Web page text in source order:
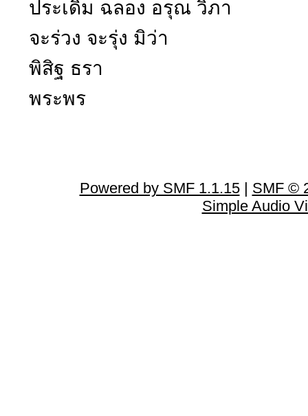
ประเดิม ฉลอง อรุณ วิภา
จะร่วง จะรุ่ง มิว่า
พิสิฐ ธรา
พระพร
Powered by SMF 1.1.15| SMF ©
Simple Audio